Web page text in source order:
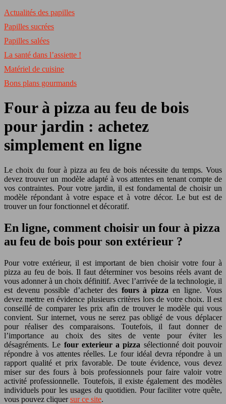
Actualités des papilles
Papilles sucrées
Papilles salées
La santé dans l’assiette !
Matériel de cuisine
Bons plans gourmands
Four à pizza au feu de bois
pour jardin : achetez
simplement en ligne
Le choix du four à pizza au feu de bois nécessite du temps. Vous
devez trouver un modèle adapté à vos attentes en tenant compte de
vos contraintes. Pour votre jardin, il est fondamental de choisir un
modèle répondant à votre espace et à votre décor. Le but est de
trouver un four fonctionnel et décoratif.
En ligne, comment choisir un four à pizza
au feu de bois pour son extérieur ?
Pour votre extérieur, il est important de bien choisir votre four à
pizza au feu de bois. Il faut déterminer vos besoins réels avant de
vous adonner à un choix définitif. Avec l’arrivée de la technologie, il
est devenu possible d’acheter desfours à pizza en ligne. Vous
devez mettre en évidence plusieurs critères lors de votre choix. Il est
conseillé de comparer les prix afin de trouver le modèle qui vous
convient. Sur internet, vous ne serez pas obligé de vous déplacer
pour réaliser des comparaisons. Toutefois, il faut donner de
l’importance au choix des sites de vente pour éviter les
désagréments. Le four exterieur a pizza sélectionné doit pouvoir
répondre à vos attentes réelles. Le four idéal devra répondre à un
rapport qualité et prix favorable. De toute évidence, vous devez
miser sur des fours à bois professionnels pour faire valoir votre
activité professionnelle. Toutefois, il existe également des modèles
individuels pour les usages du quotidien. Pour faciliter votre quête,
vous pouvez cliquersur ce site.